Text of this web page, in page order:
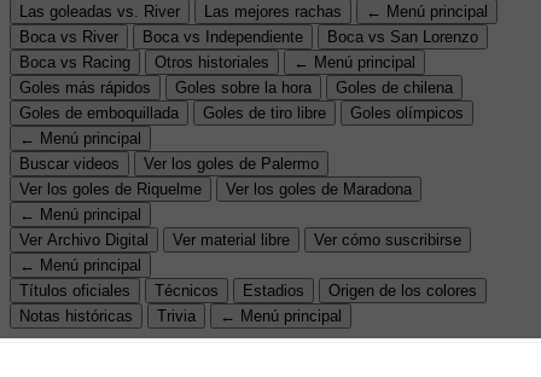
Las goleadas vs. River
Las mejores rachas
← Menú principal
Boca vs River
Boca vs Independiente
Boca vs San Lorenzo
Boca vs Racing
Otros historiales
← Menú principal
Goles más rápidos
Goles sobre la hora
Goles de chilena
Goles de emboquillada
Goles de tiro libre
Goles olímpicos
← Menú principal
Buscar videos
Ver los goles de Palermo
Ver los goles de Riquelme
Ver los goles de Maradona
← Menú principal
Ver Archivo Digital
Ver material libre
Ver cómo suscribirse
← Menú principal
Títulos oficiales
Técnicos Estadios
Origen de los colores
Notas históricas
Trivia ← Menú principal